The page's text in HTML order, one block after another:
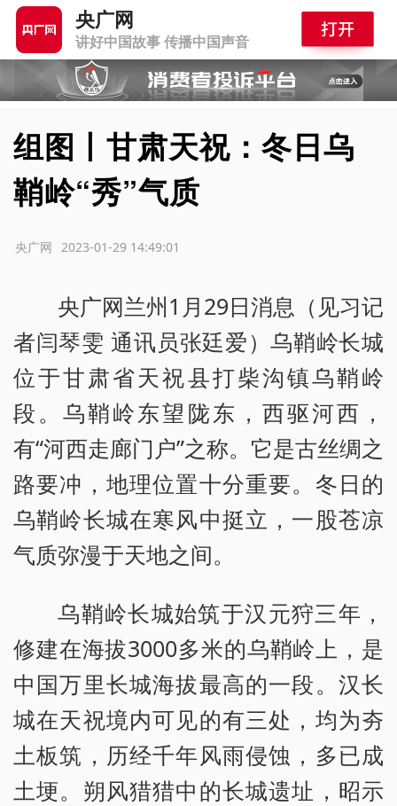
央广网
讲好中国故事 传播中国声音
组图丨甘肃天祝：冬日乌
鞘岭“秀”气质
2023-01-29 14:49:01
央广网
央广网兰州1月29日消息（见习记
者闫琴雯 通讯员张廷爱）乌鞘岭长城
位于甘肃省天祝县打柴沟镇乌鞘岭
段。乌鞘岭东望陇东，西驱河西，
有“河西走廊门户”之称。它是古丝绸之
路要冲，地理位置十分重要。冬日的
乌鞘岭长城在寒风中挺立，一股苍凉
气质弥漫于天地之间。
乌鞘岭长城始筑于汉元狩三年，
修建在海拔3000多米的乌鞘岭上，是
中国万里长城海拔最高的一段。汉长
城在天祝境内可见的有三处，均为夯
土板筑，历经千年风雨侵蚀，多已成
土埂。朔风猎猎中的长城遗址，昭示